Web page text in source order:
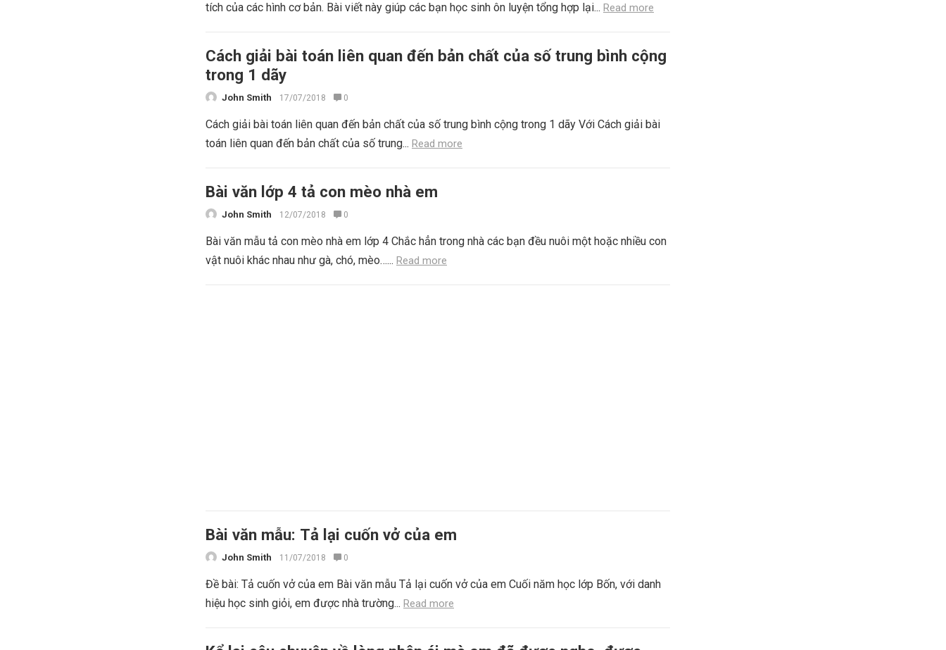
tích của các hình cơ bản. Bài viết này giúp các bạn học sinh ôn luyện tổng hợp lại... Read more
Cách giải bài toán liên quan đến bản chất của số trung bình cộng
trong 1 dãy
John Smith 17/07/2018 0
Cách giải bài toán liên quan đến bản chất của số trung bình cộng trong 1 dãy Với Cách giải bài
toán liên quan đến bản chất của số trung... Read more
Bài văn lớp 4 tả con mèo nhà em
John Smith 12/07/2018 0
Bài văn mẫu tả con mèo nhà em lớp 4 Chắc hẳn trong nhà các bạn đều nuôi một hoặc nhiều con
vật nuôi khác nhau như gà, chó, mèo…... Read more
Bài văn mẫu: Tả lại cuốn vở của em
John Smith 11/07/2018 0
Đề bài: Tả cuốn vở của em Bài văn mẫu Tả lại cuốn vở của em Cuối năm học lớp Bốn, với danh
hiệu học sinh giỏi, em được nhà trường... Read more